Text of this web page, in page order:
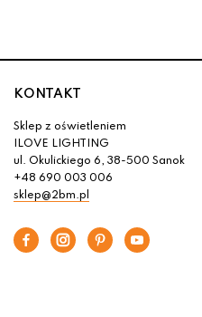
KONTAKT
Sklep z oświetleniem
ILOVE LIGHTING
ul. Okulickiego 6, 38-500 Sanok
+48 690 003 006
sklep@2bm.pl